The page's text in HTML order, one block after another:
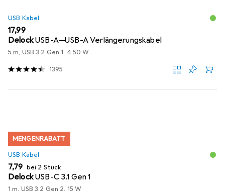
USB Kabel
EUR
17,99
DelockUSB-A—USB-A Verlängerungskabel
5 m, USB 3.2 Gen 1, 4.50 W
1395
MENGENRABATT
USB Kabel
EUR
7,79 bei 2 Stück
DelockUSB-C 3.1 Gen 1
1 m, USB 3.2 Gen 2, 15 W